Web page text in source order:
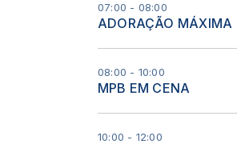
07:00 - 08:00
ADORAÇÃO MÁXIMA
08:00 - 10:00
MPB EM CENA
10:00 - 12:00